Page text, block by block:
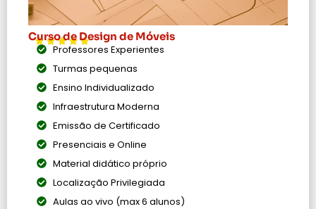
Curso de Design de Móveis
Professores Experientes
Turmas pequenas
Ensino Individualizado
Infraestrutura Moderna
Emissão de Certificado
Presenciais e Online
Material didático próprio
Localização Privilegiada
Aulas ao vivo (max 6 alunos)